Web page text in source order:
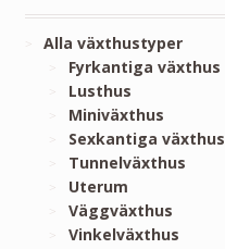
Alla växthustyper
Fyrkantiga växthus
Lusthus
Miniväxthus
Sexkantiga växthus
Tunnelväxthus
Uterum
Väggväxthus
Vinkelväxthus